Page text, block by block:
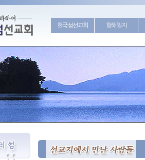
한국섬선교회 항해일지